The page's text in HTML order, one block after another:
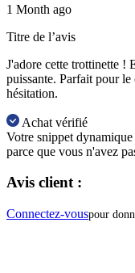
1 Month ago
Titre de l’avis
J'adore cette trottinette !
puissante. Parfait pour
hésitation.
Achat vérifié
Votre snippet
parce que vous n'avez
Avis client :
Connectez-vouspour